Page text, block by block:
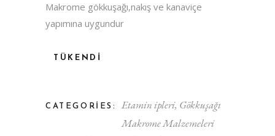
Makrome gökkuşağı,nakış ve kanaviçe
yapımına uygundur
TÜKENDI
CATEGORIES: Etamin ipleri, Gökkuşağı
Makrome Malzemeleri